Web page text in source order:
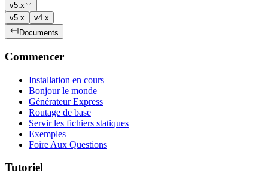
v5.x
v5.x
v4.x
Documents
Commencer
Installation en cours
Bonjour le monde
Générateur Express
Routage de base
Servir les fichiers statiques
Exemples
Foire Aux Questions
Tutoriel